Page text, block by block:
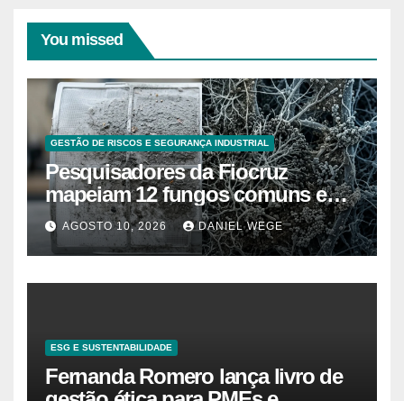
You missed
GESTÃO DE RISCOS E SEGURANÇA INDUSTRIAL
Pesquisadores da Fiocruz
mapeiam 12 fungos comuns em
ar-condicionado doméstico que
agravam rinite e asma, e a
limpeza com spray não elimina 7
deles
AGOSTO 10, 2026 DANIEL WEGE
ESG E SUSTENTABILIDADE
Fernanda Romero lança livro de